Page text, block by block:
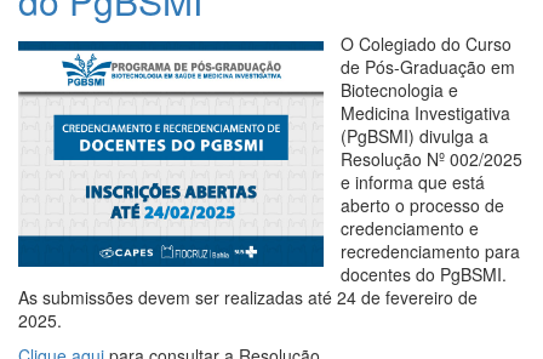
O Colegiado do Curso
de Pós-Graduação em
Biotecnologia e
Medicina Investigativa
(PgBSMI) divulga a
Resolução Nº 002/2025
e informa que está
aberto o processo de
credenciamento e
recredenciamento para
docentes do PgBSMI.
As submissões devem ser realizadas até 24 de fevereiro de
2025.